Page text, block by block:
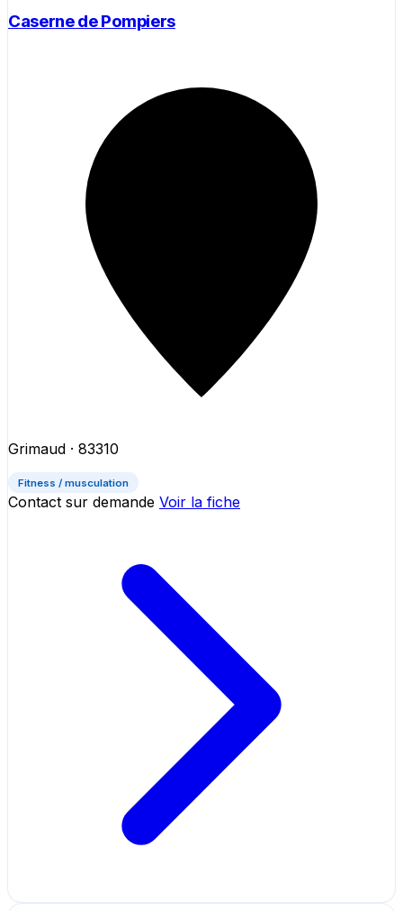
Caserne de Pompiers
Grimaud · 83310
Fitness / musculation
Contact sur demande Voir la fiche